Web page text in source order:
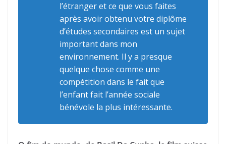
l’étranger et ce que vous faites
après avoir obtenu votre diplôme
d’études secondaires est un sujet
important dans mon
environnement. Il y a presque
quelque chose comme une
compétition dans le fait que
l’enfant fait l’année sociale
bénévole la plus intéressante.